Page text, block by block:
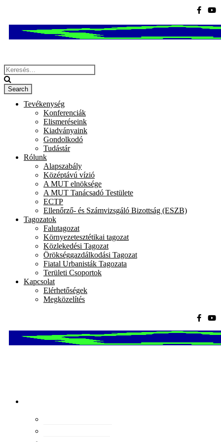
Tevékenység
Konferenciák
Elismeréseink
Kiadványaink
Gondolkodó
Tudástár
Rólunk
Alapszabály
Középtávú vízió
A MUT elnöksége
A MUT Tanácsadó Testülete
ECTP
Ellenőrző- és Számvizsgáló Bizottság (ESZB)
Tagozatok
Falutagozat
Környezetesztétikai tagozat
Közlekedési Tagozat
Örökséggazdálkodási Tagozat
Fiatal Urbanisták Tagozata
Területi Csoportok
Kapcsolat
Elérhetőségek
Megközelítés